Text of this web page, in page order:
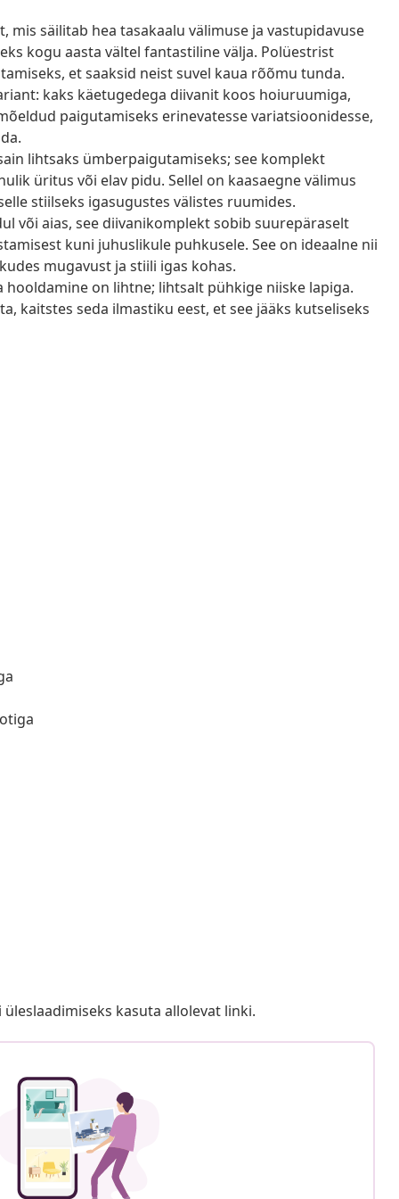
säilitab hea tasakaalu välimuse ja vastupidavuse
kogu aasta vältel fantastiline välja. Polüestrist
et saaksid neist suvel kaua rõõmu tunda.
kaks käetugedega diivanit koos hoiuruumiga,
paigutamiseks erinevatesse variatsioonidesse,
lihtsaks ümberpaigutamiseks; see komplekt
üritus või elav pidu. Sellel on kaasaegne välimus
stiilseks igasugustes välistes ruumides.
või aias, see diivanikomplekt sobib suurepäraselt
kuni juhuslikule puhkusele. See on ideaalne nii
mugavust ja stiili igas kohas.
on lihtne; lihtsalt pühkige niiske lapiga.
kaitstes seda ilmastiku eest, et see jääks kutseliseks
kasuta allolevat linki.